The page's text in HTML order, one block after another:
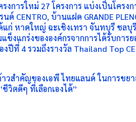
การใหม่ 27 โครงการ แบ่งเป็นโครง
นด์ CENTRO, บ้านแฝด GRANDE
ก่ หาดใหญ่ ฉะเชิงเทรา จันทบุรี ชลบุ
งแกร่งขององค์กรจากการได้รับกา
งปีที่ 4 รวมถึงรางวัล Thailand Top
าวสำคัญของเอพี ไทยแลนด์ ในการ
ตดีๆ ที่เลือกเองได้”